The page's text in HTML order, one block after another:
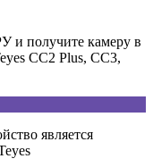
получите камеру в
CC2 Plus, CC3,
является